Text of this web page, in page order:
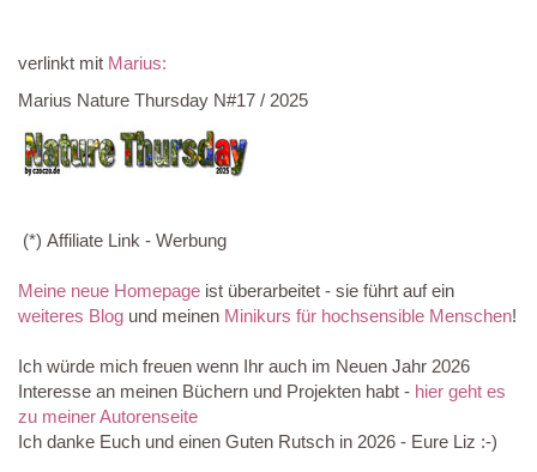
verlinkt mit Marius:
Marius Nature Thursday N#17 / 2025
(*) Affiliate Link - Werbung
Meine neue Homepage ist überarbeitet - sie führt auf ein
weiteres Blog und meinen Minikurs für hochsensible Menschen!
Ich würde mich freuen wenn Ihr auch im Neuen Jahr 2026
Interesse an meinen Büchern und Projekten habt - hier geht es
zu meiner Autorenseite
Ich danke Euch und einen Guten Rutsch in 2026 - Eure Liz :-)